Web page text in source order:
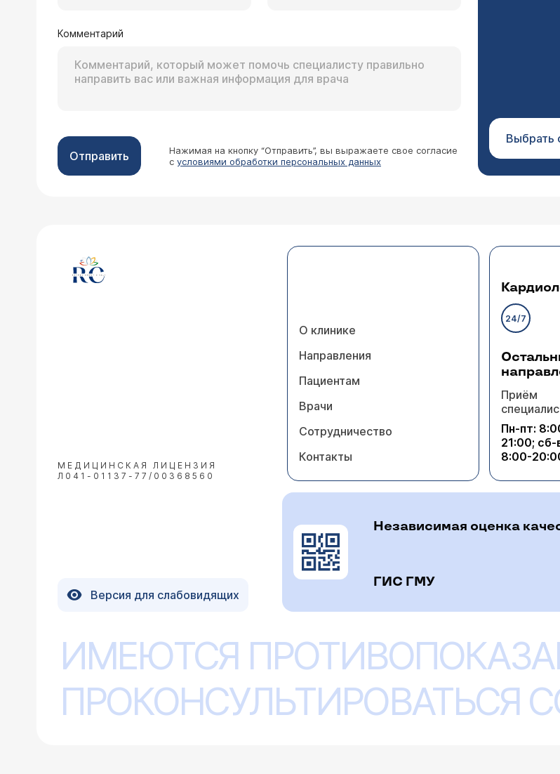
Комментарий
Отправить
Нажимая на кнопку “Отправить”, вы выражаете свое согласие
с условиями обработки персональных данных
Выбрать
МЕДИЦИНСКАЯ ЛИЦЕНЗИЯ
Л041-01137-77/00368560
О клинике
Направления
Пациентам
Врачи
Сотрудничество
Контакты
24/7
Приём
Пн-пт:
21:00; сб-
8:00-
Версия для слабовидящих
Независимая оценка
ГИС ГМУ
ИМЕЮТСЯ
ПРОКОНСУЛЬТИРОВАТЬСЯ